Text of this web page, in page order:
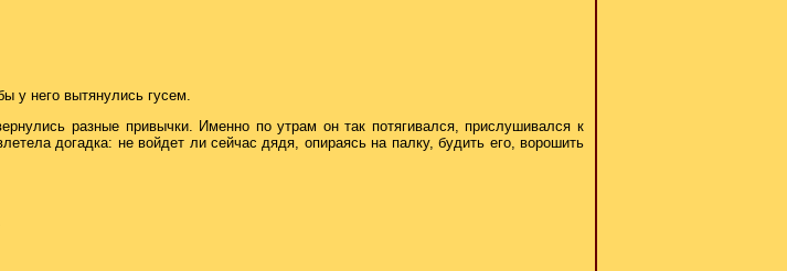
у него вытянулись гусем.
разные привычки. Именно по утрам он так потягивался, прислушивался к
догадка: не войдет ли сейчас дядя, опираясь на палку, будить его, ворошить